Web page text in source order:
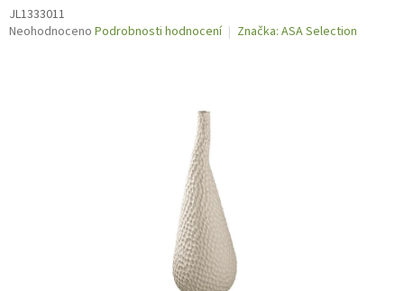
JL1333011
Průměrné
Neohodnoceno Podrobnosti hodnocení Značka: ASA Selection